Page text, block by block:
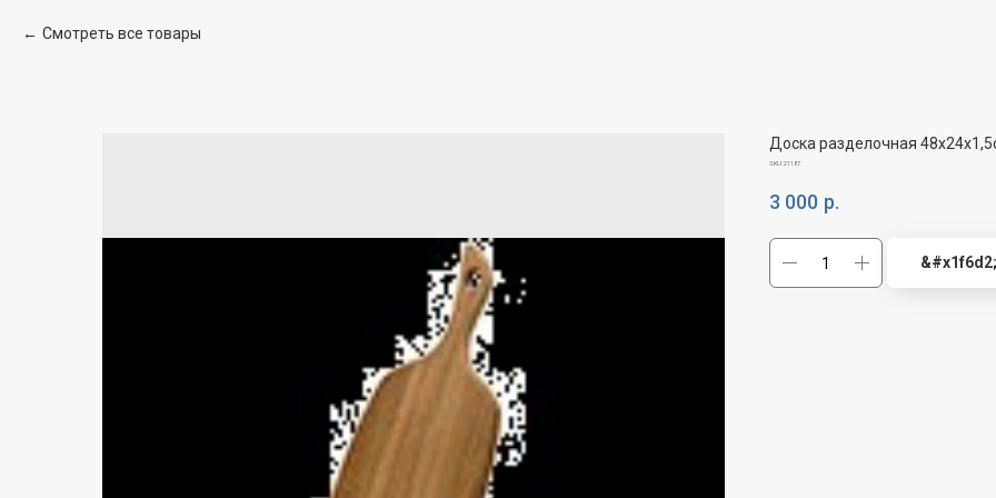
Смотреть все товары
Доска разделочная
SKU:21187
3 000 р.
&#x1f6d2;